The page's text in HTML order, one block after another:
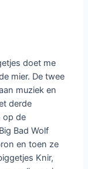
doet me
mier. De twee
muziek en
derde
op de
Bad Wolf
en toen ze
Knir,